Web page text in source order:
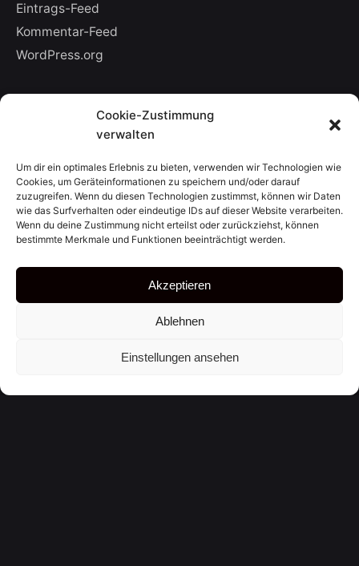
Cookie-Zustimmung
verwalten
Um dir ein optimales Erlebnis zu bieten, verwenden wir Technologien wie
Cookies, um Geräteinformationen zu speichern und/oder darauf
zuzugreifen. Wenn du diesen Technologien zustimmst, können wir Daten
wie das Surfverhalten oder eindeutige IDs auf dieser Website verarbeiten.
Wenn du deine Zustimmung nicht erteilst oder zurückziehst, können
bestimmte Merkmale und Funktionen beeinträchtigt werden.
Akzeptieren
Ablehnen
Einstellungen ansehen
Eintrags-Feed
Kommentar-Feed
WordPress.org
Leave a Reply
Erforderliche Felder sind mit*markiert
Name*